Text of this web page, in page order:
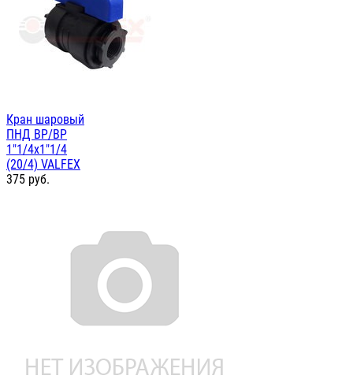
Кран шаровый
ПНД ВР/ВР
1"1/4х1"1/4
(20/4) VALFEX
375 руб.